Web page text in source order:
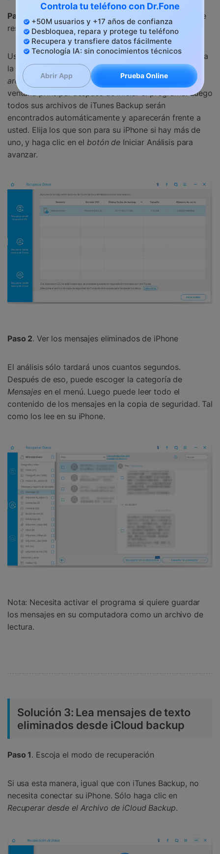
Paso 1
. Elija un modo de recuperación y un archivo de
respaldo
Usando esta manera, no necesita conectar su iPhone a
la computadora. Haga clic enRecuperar desde
archivos de iTunes Backup
en la parte superior de la
ventana principal después de iniciar el programa. Luego
todos sus archivos de iTunes Backup serán
encontrados automáticamente y aparecerán frente a
usted. Elija los que son para su iPhone si hay más de
uno, y haga clic en el botón de Iniciar Análisis para
avanzar.
Paso 2. Ver los mensajes eliminados de iPhone
El análisis sólo tardará unos cuantos segundos.
Después de eso, puede escoger la categoría de
Mensajesen el menú. Luego puede leer todo el
contenido de los mensajes en la copia de seguridad. Tal
como los lee en su iPhone.
Nota: Necesita activar el programa si quiere guardar
los mensajes en su computadora como un archivo de
lectura.
Solución 3: Lea mensajes de texto
eliminados desde iCloud backup
Paso 1. Escoja el modo de recuperación
Si usa esta manera, igual que con iTunes Backup, no
necesita conectar su iPhone. Sólo haga clic en
Recuperar desde el Archivo de iCloud Backup.
Controla tu teléfono con Dr.Fone
+50M usuarios y +17 años de confianza
Desbloquea, repara y protege tu teléfono
Recupera y transfiere datos fácilmente
Tecnología IA: sin conocimientos técnicos
Abrir App Prueba Online